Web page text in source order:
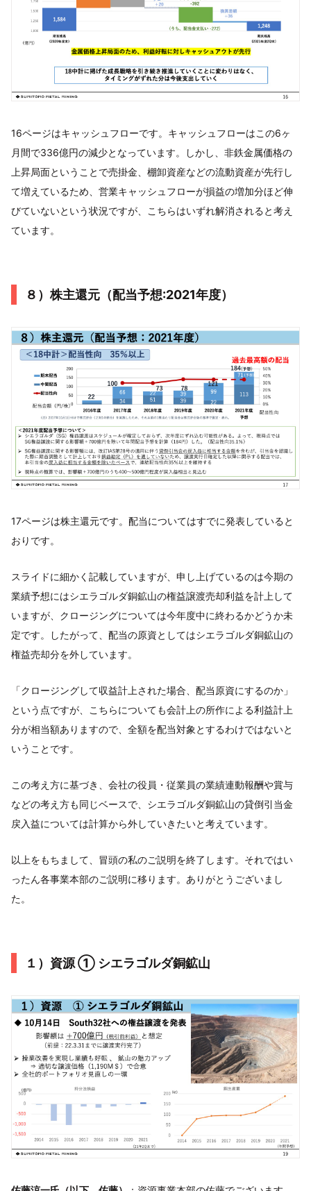
16ページはキャッシュフローです。キャッシュフローはこの6ヶ
月間で336億円の減少となっています。しかし、非鉄金属価格の
上昇局面ということで売掛金、棚卸資産などの流動資産が先行し
て増えているため、営業キャッシュフローが損益の増加分ほど伸
びていないという状況ですが、こちらはいずれ解消されると考え
ています。
８）株主還元（配当予想:2021年度）
17ページは株主還元です。配当についてはすでに発表していると
おりです。
スライドに細かく記載していますが、申し上げているのは今期の
業績予想にはシエラゴルダ銅鉱山の権益譲渡売却利益を計上して
いますが、クロージングについては今年度中に終わるかどうか未
定です。したがって、配当の原資としてはシエラゴルダ銅鉱山の
権益売却分を外しています。
「クロージングして収益計上された場合、配当原資にするのか」
という点ですが、こちらについても会計上の所作による利益計上
分が相当額ありますので、全額を配当対象とするわけではないと
いうことです。
この考え方に基づき、会社の役員・従業員の業績連動報酬や賞与
などの考え方も同じベースで、シエラゴルダ銅鉱山の貸倒引当金
戻入益については計算から外していきたいと考えています。
以上をもちまして、冒頭の私のご説明を終了します。それではい
ったん各事業本部のご説明に移ります。ありがとうございまし
た。
１）資源 ① シエラゴルダ銅鉱山